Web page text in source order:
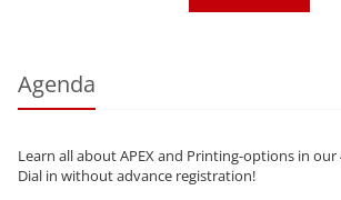
Agenda
Learn all about APEX and Printing-options in
Dial in without advance registration!